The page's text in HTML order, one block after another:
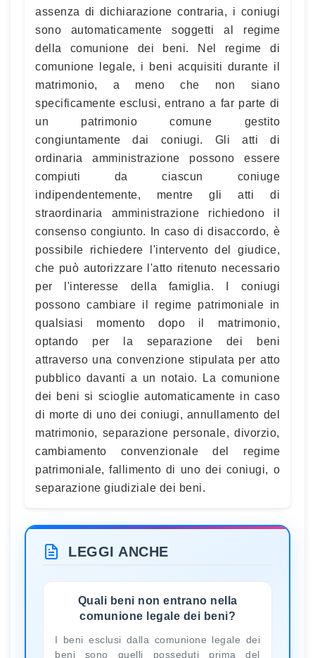
assenza di dichiarazione contraria, i coniugi
sono automaticamente soggetti al regime
della comunione dei beni. Nel regime di
comunione legale, i beni acquisiti durante il
matrimonio, a meno che non siano
specificamente esclusi, entrano a far parte di
un patrimonio comune gestito
congiuntamente dai coniugi. Gli atti di
ordinaria amministrazione possono essere
compiuti da ciascun coniuge
indipendentemente, mentre gli atti di
straordinaria amministrazione richiedono il
consenso congiunto. In caso di disaccordo, è
possibile richiedere l'intervento del giudice,
che può autorizzare l'atto ritenuto necessario
per l'interesse della famiglia. I coniugi
possono cambiare il regime patrimoniale in
qualsiasi momento dopo il matrimonio,
optando per la separazione dei beni
attraverso una convenzione stipulata per atto
pubblico davanti a un notaio. La comunione
dei beni si scioglie automaticamente in caso
di morte di uno dei coniugi, annullamento del
matrimonio, separazione personale, divorzio,
cambiamento convenzionale del regime
patrimoniale, fallimento di uno dei coniugi, o
separazione giudiziale dei beni.
LEGGI ANCHE
Quali beni non entrano nella
comunione legale dei beni?
I beni esclusi dalla comunione legale dei
beni sono quelli posseduti prima del